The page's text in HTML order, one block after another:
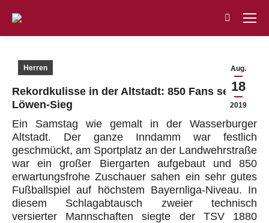
Search:
Aug.
18
2019
Herren
Rekordkulisse in der Altstadt: 850 Fans sehen
Löwen-Sieg
Ein Samstag wie gemalt in der Wasserburger
Altstadt. Der ganze Inndamm war festlich
geschmückt, am Sportplatz an der Landwehrstraße
war ein großer Biergarten aufgebaut und 850
erwartungsfrohe Zuschauer sahen ein sehr gutes
Fußballspiel auf höchstem Bayernliga-Niveau. In
diesem Schlagabtausch zweier technisch
versierter Mannschaften siegte der TSV 1880